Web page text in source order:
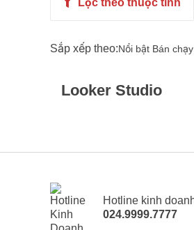
Sắp xếp theo:Nổi bật Bán chạy
Looker Studio
Hotline kinh
024.9999.7777